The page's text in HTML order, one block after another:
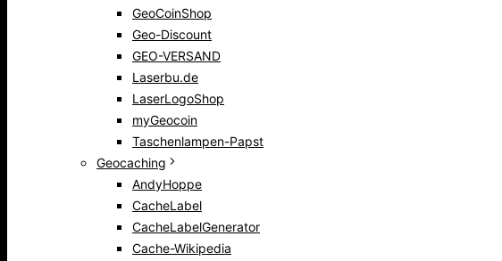
GeoCoinShop
Geo-Discount
GEO-VERSAND
Laserbu.de
LaserLogoShop
myGeocoin
Taschenlampen-Papst
Geocaching
AndyHoppe
CacheLabel
CacheLabelGenerator
Cache-Wikipedia